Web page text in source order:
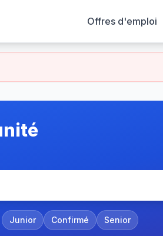
Offres d'emploi
Junior Confirmé Senior